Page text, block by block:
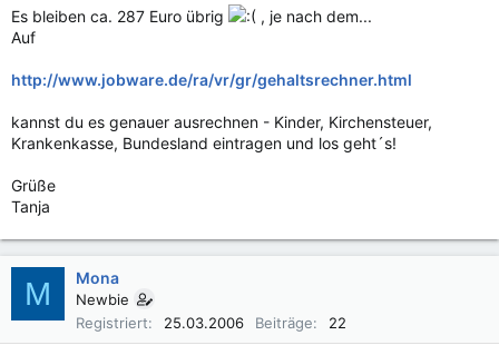
Es bleiben ca. 287 Euro übrig
, je nach dem...
Auf
http://www.jobware.de/ra/vr/gr/gehaltsrechner.html
kannst du es genauer ausrechnen - Kinder, Kirchensteuer,
Krankenkasse, Bundesland eintragen und los geht´s!
Grüße
Tanja
M Mona
Newbie
Registriert
25.03.2006 Beiträge 22